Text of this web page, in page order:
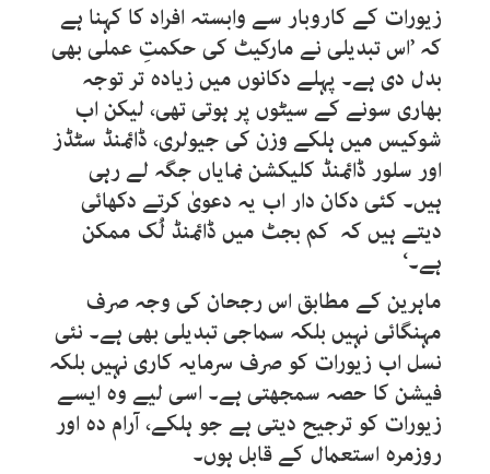
زیورات کے کاروبار سے وابستہ افراد کا کہنا ہے
کہ ’اس تبدیلی نے مارکیٹ کی حکمتِ عملی بھی
بدل دی ہے۔ پہلے دکانوں میں زیادہ تر توجہ
بھاری سونے کے سیٹوں پر ہوتی تھی، لیکن اب
شوکیس میں ہلکے وزن کی جیولری، ڈائمنڈ سٹڈز
اور سلور ڈائمنڈ کلیکشن نمایاں جگہ لے رہی
ہیں۔ کئی دکان دار اب یہ دعویٰ کرتے دکھائی
دیتے ہیں کہ کم بجٹ میں ڈائمنڈ لُک ممکن
ہے۔‘
ماہرین کے مطابق اس رجحان کی وجہ صرف
مہنگائی نہیں بلکہ سماجی تبدیلی بھی ہے۔ نئی
نسل اب زیورات کو صرف سرمایہ کاری نہیں بلکہ
فیشن کا حصہ سمجھتی ہے۔ اسی لیے وہ ایسے
زیورات کو ترجیح دیتی ہے جو ہلکے، آرام دہ اور
روزمرہ استعمال کے قابل ہوں۔